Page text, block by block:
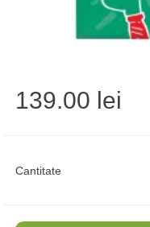
Cantitate
139.00 lei